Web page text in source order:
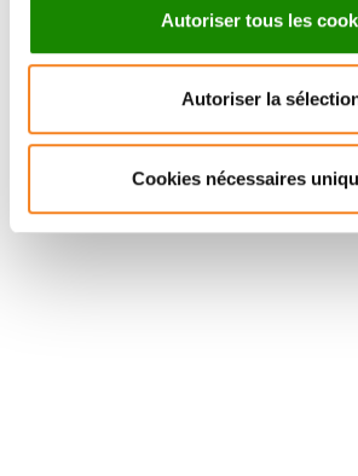
Autoriser tous les
Autoriser la
Cookies nécessaires
Suivez l'Institut